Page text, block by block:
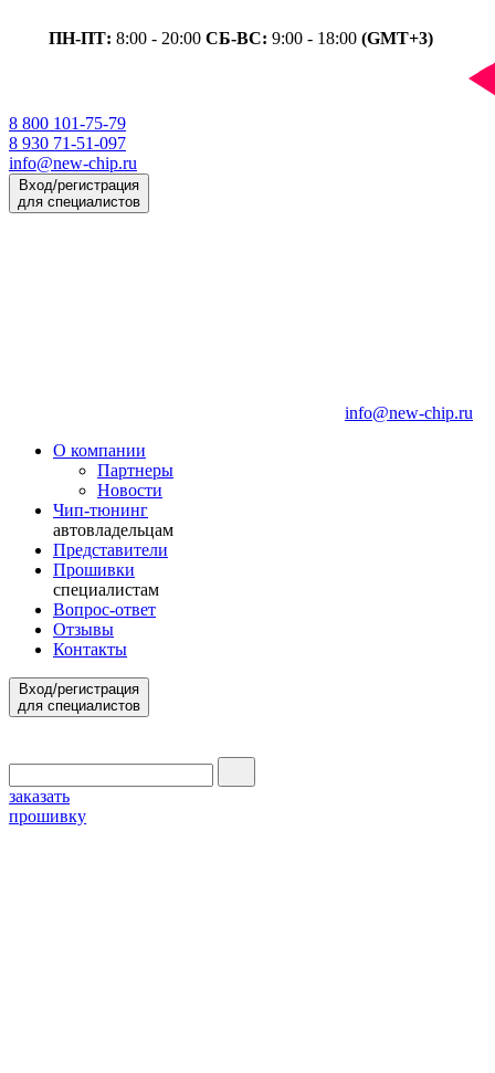
ПН-ПТ: 8:00 - 20:00 СБ-ВС: 9:00 - 18:00 (GMT+3)
8 800 101-75-79
8 930 71-51-097
info@new-chip.ru
Вход/регистрация
для специалистов
info@new-chip.ru
О компании
Партнеры
Новости
Чип-тюнинг
автовладельцам
Представители
Прошивки
специалистам
Вопрос-ответ
Отзывы
Контакты
Вход/регистрация
для специалистов
заказать
прошивку